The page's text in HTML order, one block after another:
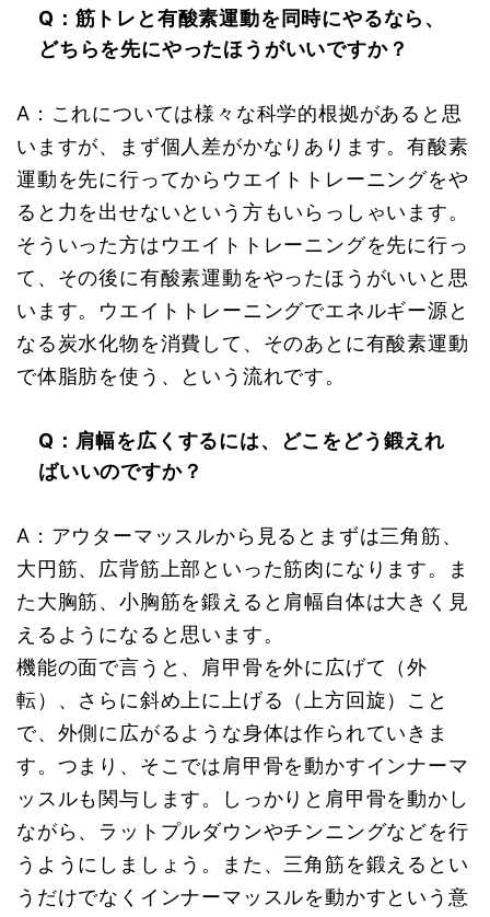
Q：筋トレと有酸素運動を同時にやるなら、
どちらを先にやったほうがいいですか？
A：これについては様々な科学的根拠があると思
いますが、まず個人差がかなりあります。有酸素
運動を先に行ってからウエイトトレーニングをや
ると力を出せないという方もいらっしゃいます。
そういった方はウエイトトレーニングを先に行っ
て、その後に有酸素運動をやったほうがいいと思
います。ウエイトトレーニングでエネルギー源と
なる炭水化物を消費して、そのあとに有酸素運動
で体脂肪を使う、という流れです。
Q：肩幅を広くするには、どこをどう鍛えれ
ばいいのですか？
A：アウターマッスルから見るとまずは三角筋、
大円筋、広背筋上部といった筋肉になります。ま
た大胸筋、小胸筋を鍛えると肩幅自体は大きく見
えるようになると思います。
機能の面で言うと、肩甲骨を外に広げて（外
転）、さらに斜め上に上げる（上方回旋）こと
で、外側に広がるような身体は作られていきま
す。つまり、そこでは肩甲骨を動かすインナーマ
ッスルも関与します。しっかりと肩甲骨を動かし
ながら、ラットプルダウンやチンニングなどを行
うようにしましょう。また、三角筋を鍛えるとい
うだけでなくインナーマッスルを動かすという意